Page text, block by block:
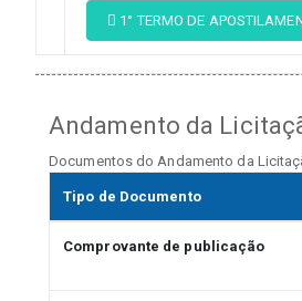
1° TERMO DE
Andamento da
Documentos do Andamento da
Tipo de Documento
Comprovante de publicação